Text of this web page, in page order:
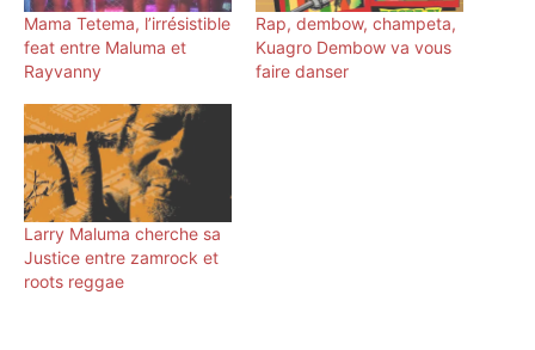
Mama Tetema, l’irrésistible
feat entre Maluma et
Rayvanny
Rap, dembow, champeta,
Kuagro Dembow va vous
faire danser
Larry Maluma cherche sa
Justice entre zamrock et
roots reggae